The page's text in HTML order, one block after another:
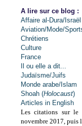
A lire sur ce blog :
Affaire al-Dura/Israël
Aviation/Mode/
Chrétiens
Culture
France
Il ou elle a dit...
Judaïsme/Juifs
Monde arabe/Islam
Shoah (Holocaust)
Articles in English
Les citations sur le
novembre 2017, puis